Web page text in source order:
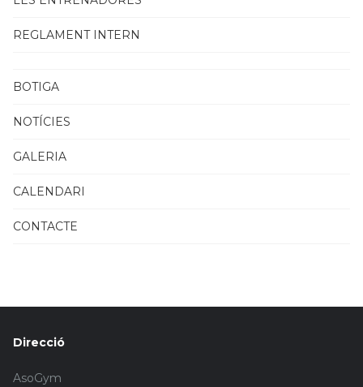
REGLAMENT INTERN
BOTIGA
NOTÍCIES
GALERIA
CALENDARI
CONTACTE
Direcció
AsoGym